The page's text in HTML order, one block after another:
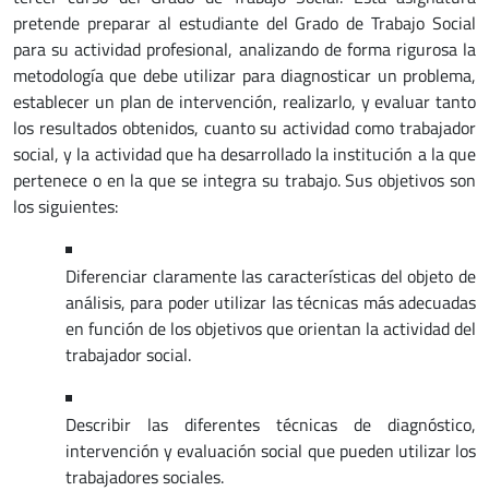
pretende preparar al estudiante del Grado de Trabajo Social
para su actividad profesional, analizando de forma rigurosa la
metodología que debe utilizar para diagnosticar un problema,
establecer un plan de intervención, realizarlo, y evaluar tanto
los resultados obtenidos, cuanto su actividad como trabajador
social, y la actividad que ha desarrollado la institución a la que
pertenece o en la que se integra su trabajo. Sus objetivos son
los siguientes:
Diferenciar claramente las características del objeto de
análisis, para poder utilizar las técnicas más adecuadas
en función de los objetivos que orientan la actividad del
trabajador social.
Describir las diferentes técnicas de diagnóstico,
intervención y evaluación social que pueden utilizar los
trabajadores sociales.